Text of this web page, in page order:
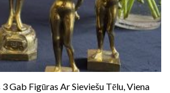
Gab Figūras Ar Sieviešu Tēlu, Viena